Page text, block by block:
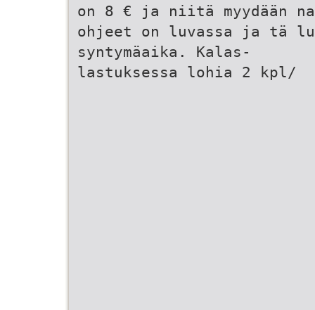
on 8 € ja niitä myydään
ohjeet on luvassa ja tä
syntymäaika. Kalas-
lastuksessa lohia 2 kpl/